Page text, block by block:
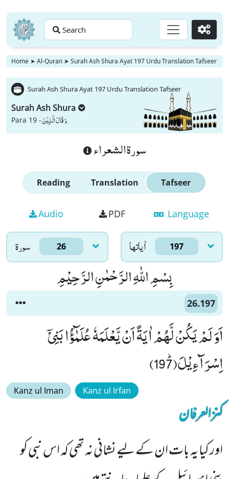
Search Go
Home ➤ Al-Quran ➤ Surah Ash Shura Ayat 197 Urdu Translation Tafseer
Surah Ash Shura Ayat 197 Urdu Translation Tafseer
Surah Ash Shura
Para 19 -وَ قَالَ الَّذِیْنَ
سورة الشعراء
Reading Translation Tafseer
Audio PDF Language
سورۃ 26 اٰياتها 197
بِسْمِ اللّٰهِ الرَّحْمٰنِ الرَّحِیْمِ
26.197
اَوَ لَمْ یَكُنْ لَّهُمْ اٰیَةً اَنْ یَّعْلَمَهٗ عُلَمٰٓؤُا بَنِیْۤ
اِسْرَآءِیْلَﭤ(197)
Kanz ul Iman Kanz ul Irfan
کنزالعرفان
اور کیا یہ بات ان کے لیے نشانی نہ تھی کہ اس نبی کو